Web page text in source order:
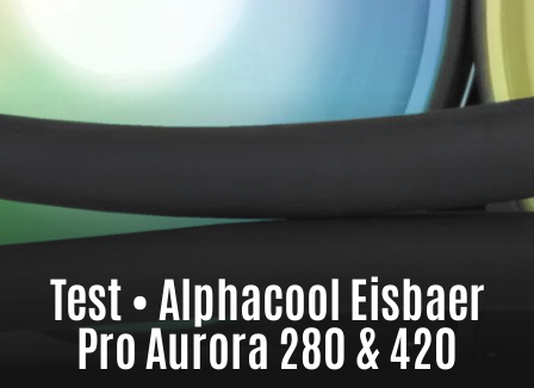
Test • Alphacool Eisbaer
Pro Aurora 280 & 420